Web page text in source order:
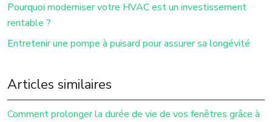
Pourquoi moderniser votre HVAC est un investissement
rentable ?
Entretenir une pompe à puisard pour assurer sa longévité
Articles similaires
Comment prolonger la durée de vie de vos fenêtres grâce à